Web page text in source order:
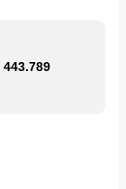
443.789